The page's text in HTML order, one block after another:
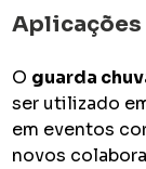
Aplicações
O guarda
ser utilizado
em eventos
novos